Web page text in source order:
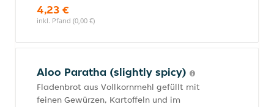
4,23 €
inkl. Pfand (0,00 €)
Aloo Paratha (slightly spicy)
Fladenbrot aus Vollkornmehl gefüllt mit
feinen Gewürzen, Kartoffeln und im